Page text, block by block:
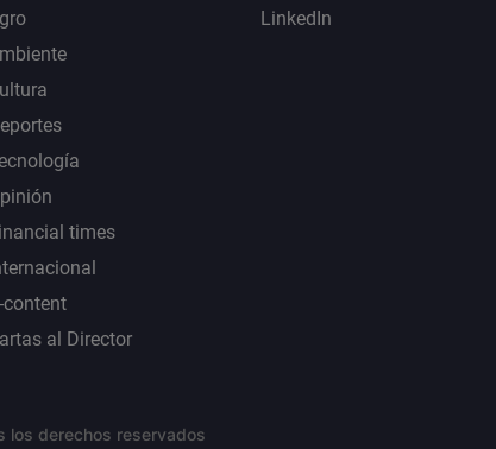
times
content
al Director
LinkedIn
los derechos reservados